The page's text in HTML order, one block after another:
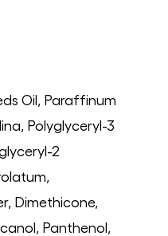
Oil, Paraffinum
Polyglyceryl-3
2
Dimethicone,
Panthenol,